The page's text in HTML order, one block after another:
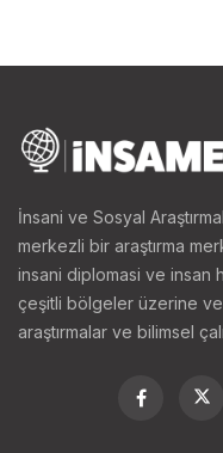
İnsani ve Sosyal
merkezli bir araştırma
insani diplomasi ve insan
çeşitli bölgeler üzerine ve
araştırmalar ve bilimsel